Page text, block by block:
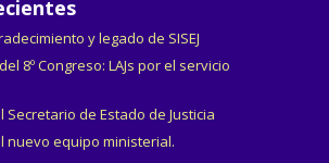
y legado de SISEJ
8º Congreso: LAJs por el servicio
Secretario de Estado de Justicia
nuevo equipo ministerial.